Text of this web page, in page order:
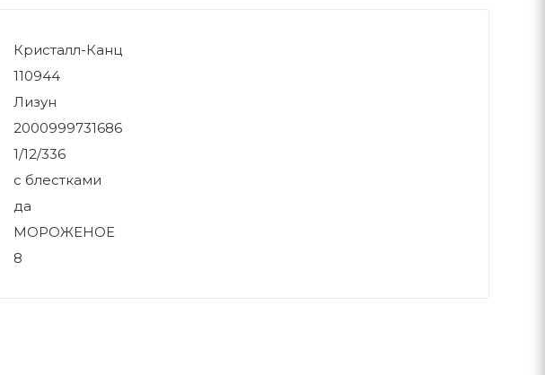
Кристалл-Канц
110944
Лизун
2000999731686
1/12/336
с блестками
да
МОРОЖЕНОЕ
8